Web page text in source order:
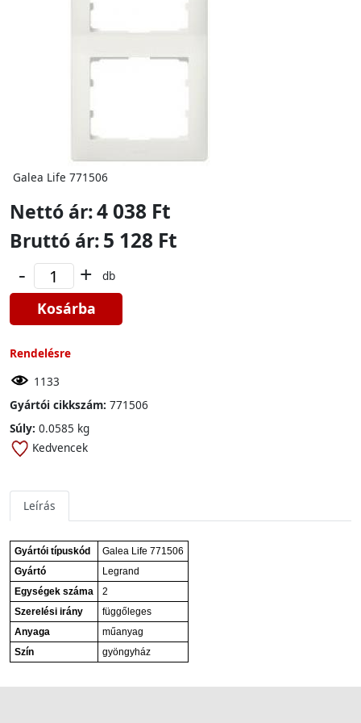
Galea Life 771506
Nettó ár:4 038 Ft
Bruttó ár:5 128 Ft
- + db
Kosárba
Rendelésre
1133
Gyártói cikkszám: 771506
Súly: 0.0585 kg
Kedvencek
Leírás
Gyártói típuskód
Galea Life 771506
Gyártó
Legrand
Egységek száma
2
Szerelési irány
függőleges
Anyaga
műanyag
Szín
gyöngyház